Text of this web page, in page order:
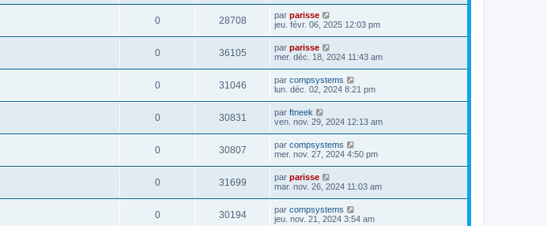
0 28708 par parisse
jeu. févr. 06, 2025 12:03 pm
0 36105 par parisse
mer. déc. 18, 2024 11:43 am
0 31046 par compsystems
lun. déc. 02, 2024 8:21 pm
0 30831 par ftneek
ven. nov. 29, 2024 12:13 am
0 30807 par compsystems
mer. nov. 27, 2024 4:50 pm
0 31699 par parisse
mar. nov. 26, 2024 11:03 am
0 30194 par compsystems
jeu. nov. 21, 2024 3:54 am